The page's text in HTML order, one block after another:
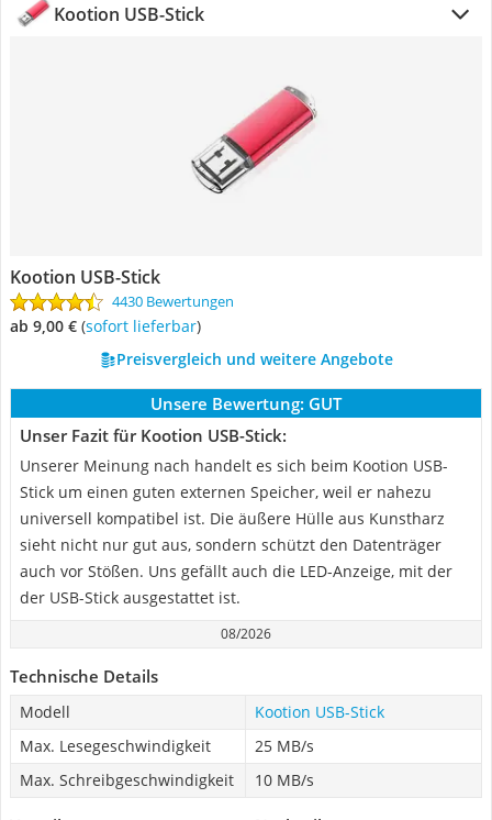
Kootion USB-Stick
Kootion USB-Stick
4430 Bewertungen
ab 9,00 € ( Sofort lieferbar)
Preisvergleich und weitere Angebote
Unsere Bewertung: GUT
Unser Fazit für Kootion USB-Stick:
Unserer Meinung nach handelt es sich beim Kootion USB-
Stick um einen guten externen Speicher, weil er nahezu
universell kompatibel ist. Die äußere Hülle aus Kunstharz
sieht nicht nur gut aus, sondern schützt den Datenträger
auch vor Stößen. Uns gefällt auch die LED-Anzeige, mit der
der USB-Stick ausgestattet ist.
08/2026
Technische Details
Modell
Kootion USB-Stick
Max. Lesegeschwindigkeit
25 MB/s
Max. Schreibgeschwindigkeit
10 MB/s